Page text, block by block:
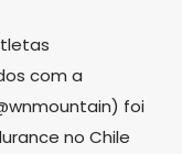
com a
foi
no Chile